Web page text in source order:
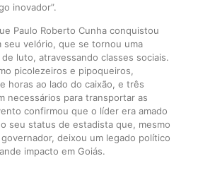
inovador”.
Paulo Roberto Cunha conquistou
seu velório, que se tornou uma
luto, atravessando classes sociais.
picolezeiros e pipoqueiros,
horas ao lado do caixão, e três
necessários para transportar as
confirmou que o líder era amado
seu status de estadista que, mesmo
deixou um legado político
impacto em Goiás.